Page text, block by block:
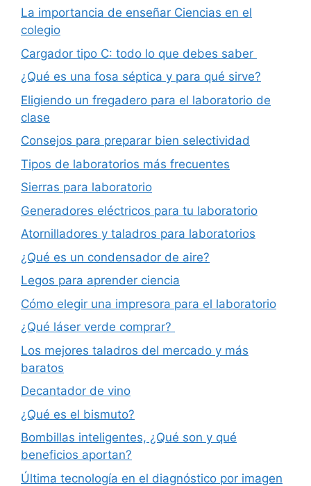
La importancia de enseñar Ciencias en el
colegio
Cargador tipo C: todo lo que debes saber
¿Qué es una fosa séptica y para qué sirve?
Eligiendo un fregadero para el laboratorio de
clase
Consejos para preparar bien selectividad
Tipos de laboratorios más frecuentes
Sierras para laboratorio
Generadores eléctricos para tu laboratorio
Atornilladores y taladros para laboratorios
¿Qué es un condensador de aire?
Legos para aprender ciencia
Cómo elegir una impresora para el laboratorio
¿Qué láser verde comprar?
Los mejores taladros del mercado y más
baratos
Decantador de vino
¿Qué es el bismuto?
Bombillas inteligentes, ¿Qué son y qué
beneficios aportan?
Última tecnología en el diagnóstico por imagen